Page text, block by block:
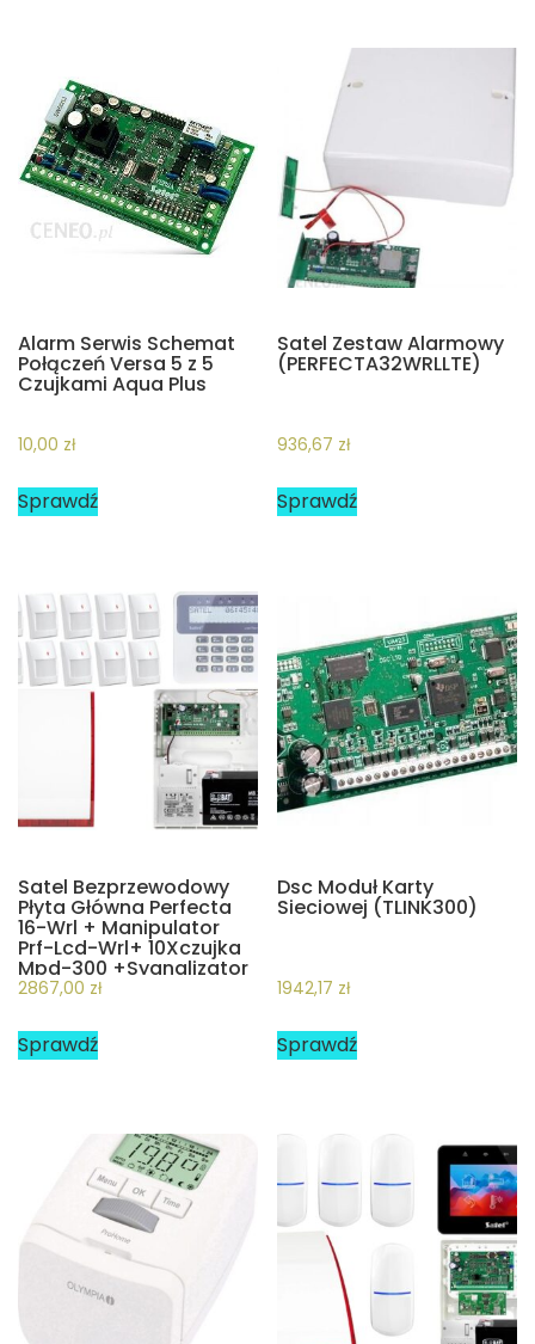
Alarm Serwis Schemat
Połączeń Versa 5 z 5
Czujkami Aqua Plus
10,00 zł
Sprawdź
Satel Zestaw Alarmowy
(PERFECTA32WRLLTE)
936,67 zł
Sprawdź
Satel Bezprzewodowy
Płyta Główna Perfecta
16-Wrl + Manipulator
Prf-Lcd-Wrl+ 10Xczujka
Mpd-300 +Sygnalizator
Bezprzewodowy Msp-
2867,00 zł
Sprawdź
Dsc Moduł Karty
Sieciowej (TLINK300)
1942,17 zł
Sprawdź